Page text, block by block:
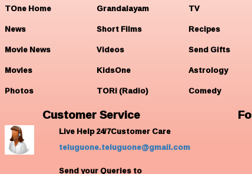
TOne Home
News
Movie News
Movies
Photos
Grandalayam
Short Films
Videos
KidsOne
TORi (Radio)
TV
Recipes
Send Gifts
Astrology
Comedy
Customer Service
Live Help 24/7Customer Care
teluguone.teluguone@gmail.com
Send your Queries to